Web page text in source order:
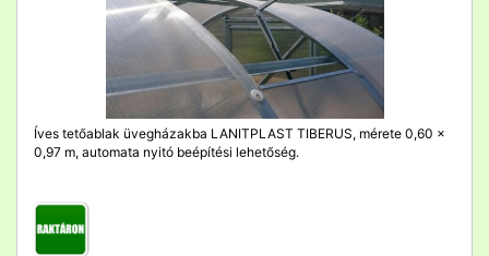
Íves tetőablak üvegházakba LANITPLAST TIBERUS, mérete 0,60 x
0,97 m, automata nyitó beépítési lehetőség.